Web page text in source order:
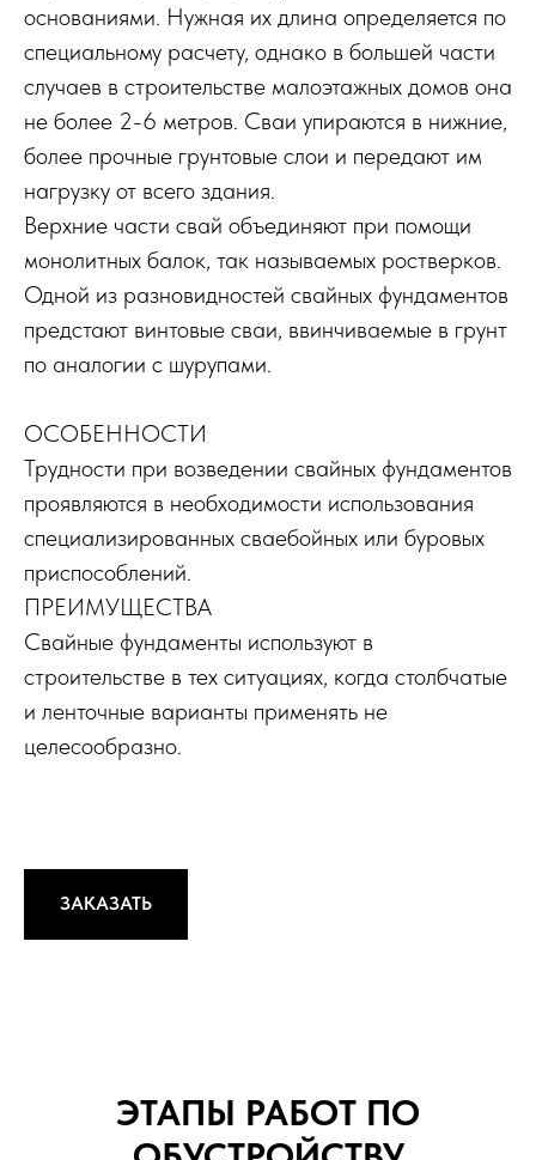
основаниями. Нужная их длина определяется по
специальному расчету, однако в большей части
случаев в строительстве малоэтажных домов она
не более 2-6 метров. Сваи упираются в нижние,
более прочные грунтовые слои и передают им
нагрузку от всего здания.
Верхние части свай объединяют при помощи
монолитных балок, так называемых ростверков.
Одной из разновидностей свайных фундаментов
предстают винтовые сваи, ввинчиваемые в грунт
по аналогии с шурупами.
ОСОБЕННОСТИ
Трудности при возведении свайных фундаментов
проявляются в необходимости использования
специализированных сваебойных или буровых
приспособлений.
ПРЕИМУЩЕСТВА
Свайные фундаменты используют в
строительстве в тех ситуациях, когда столбчатые
и ленточные варианты применять не
целесообразно.
ЗАКАЗАТЬ
ЭТАПЫ РАБОТ ПО